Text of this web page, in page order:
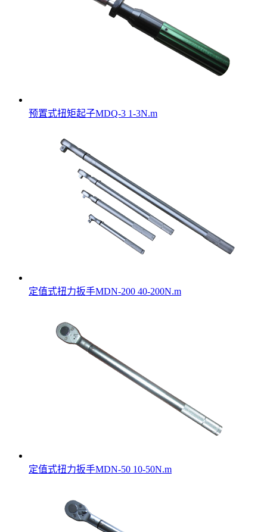
预置式扭矩起子MDQ-3 1-3N.m
定值式扭力扳手MDN-200 40-200N.m
定值式扭力扳手MDN-50 10-50N.m